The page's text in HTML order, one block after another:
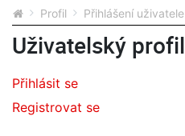
Profil Přihlášení uživatele
Uživatelský profil
Přihlásit se
Registrovat se